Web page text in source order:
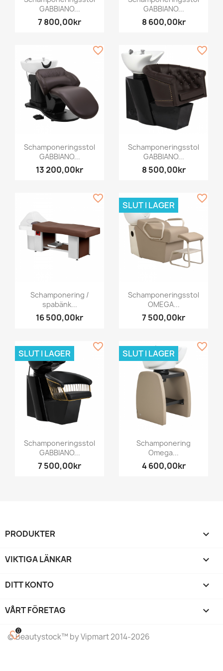
GABBIANO...
7 800,00kr
GABBIANO...
8 600,00kr
Schamponeringsstol
GABBIANO...
13 200,00kr
favorite_border
Schamponeringsstol
GABBIANO...
8 500,00kr
favorite_border
Schamponering /
spabänk...
16 500,00kr
favorite_border
Schamponeringsstol
OMEGA...
7 500,00kr
SLUT I LAGER
favorite_border
Schamponeringsstol
GABBIANO...
7 500,00kr
SLUT I LAGER
favorite_border
Schamponering
Omega...
4 600,00kr
SLUT I LAGER
favorite_border
PRODUKTER 
VIKTIGA LÄNKAR 
DITT KONTO 
VÅRT FÖRETAG keyboard_arrow_down
©Beautystock™ by Vipmart 2014-2026
favorite_border
0